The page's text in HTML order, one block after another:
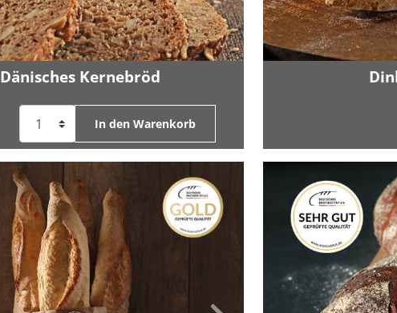
Dänisches Kernebröd
In den Warenkorb